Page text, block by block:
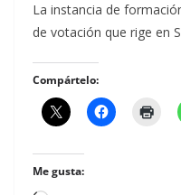
La instancia de
de votación que rige en
Compártelo:
Me gusta: